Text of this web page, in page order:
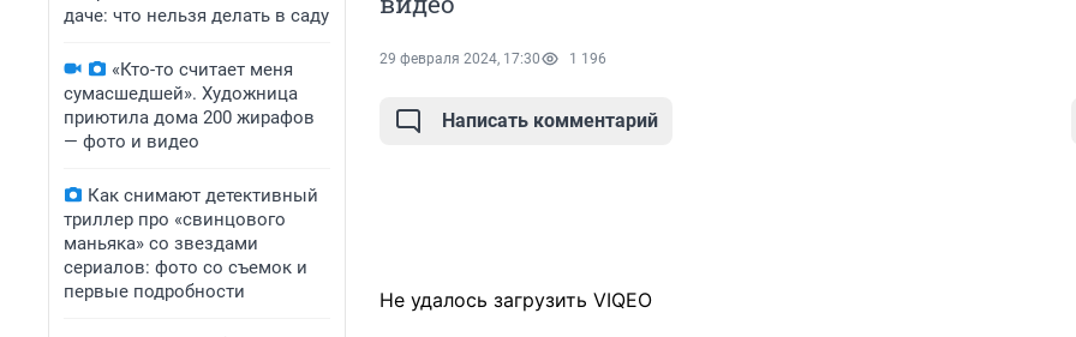
даче: что нельзя делать в саду
«Кто-то считает меня
сумасшедшей». Художница
приютила дома 200 жирафов
— фото и видео
Как снимают детективный
триллер про «свинцового
маньяка» со звездами
сериалов: фото со съемок и
первые подробности
29 февраля 2024, 17:30 1 196
Написать комментарий
Не удалось загрузить VIQEO